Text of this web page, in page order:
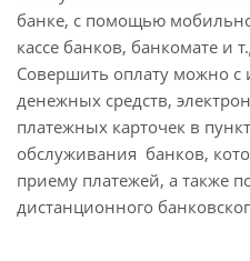
банке, с помощью
кассе банков, банкомате и
Совершить оплату можно
денежных средств,
платежных карточек в
обслуживания банков,
приему платежей, а также
дистанционного